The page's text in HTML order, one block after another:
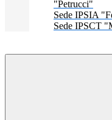
"Petrucci"
Sede IPSIA
Sede IPSCT